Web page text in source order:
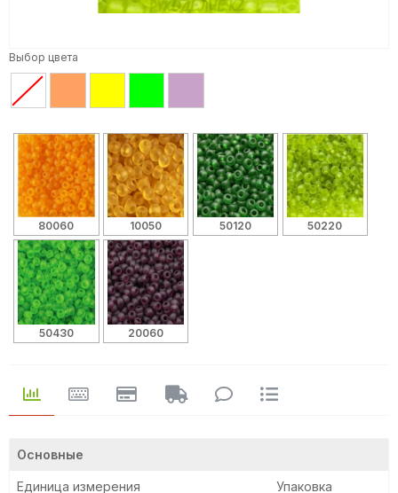
Основные
Единица измерения Упаковка
Выбор цвета
80060 10050 50120 50220
50430 20060